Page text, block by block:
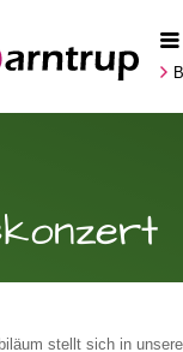
stellt sich in